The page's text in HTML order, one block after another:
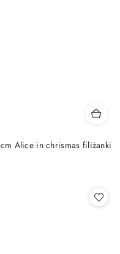
Alice in chrismas filiżanki